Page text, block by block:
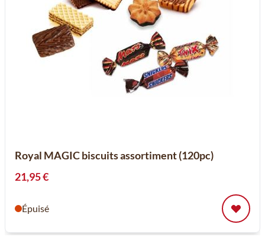
Royal MAGIC biscuits assortiment (120pc)
21,95 €
Épuisé